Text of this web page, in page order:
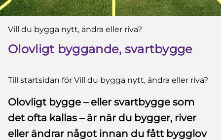
Du är här:
Vill du bygga nytt, ändra eller riva?
Olovligt byggande, svartbygge
Till startsidan för Vill du bygga nytt, ändra eller riva?
Olovligt bygge – eller svartbygge som
det ofta kallas – är när du bygger, river
eller ändrar något innan du fått bygglov